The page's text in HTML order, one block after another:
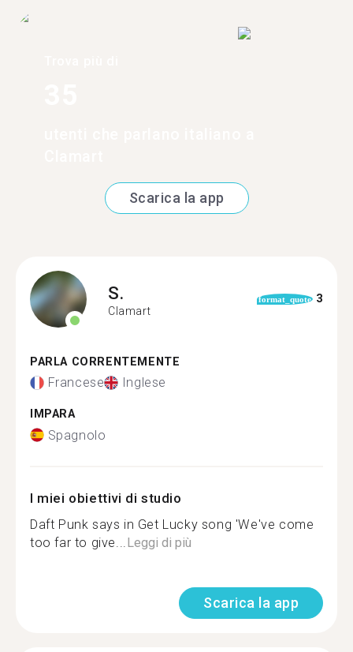
Scarica la app
S.
Clamart
format_quote 3
PARLA CORRENTEMENTE
Francese Inglese
IMPARA
Spagnolo
I miei obiettivi di studio
Daft Punk says in Get Lucky song 'We've come
too far to give... Leggi di più
Scarica la app